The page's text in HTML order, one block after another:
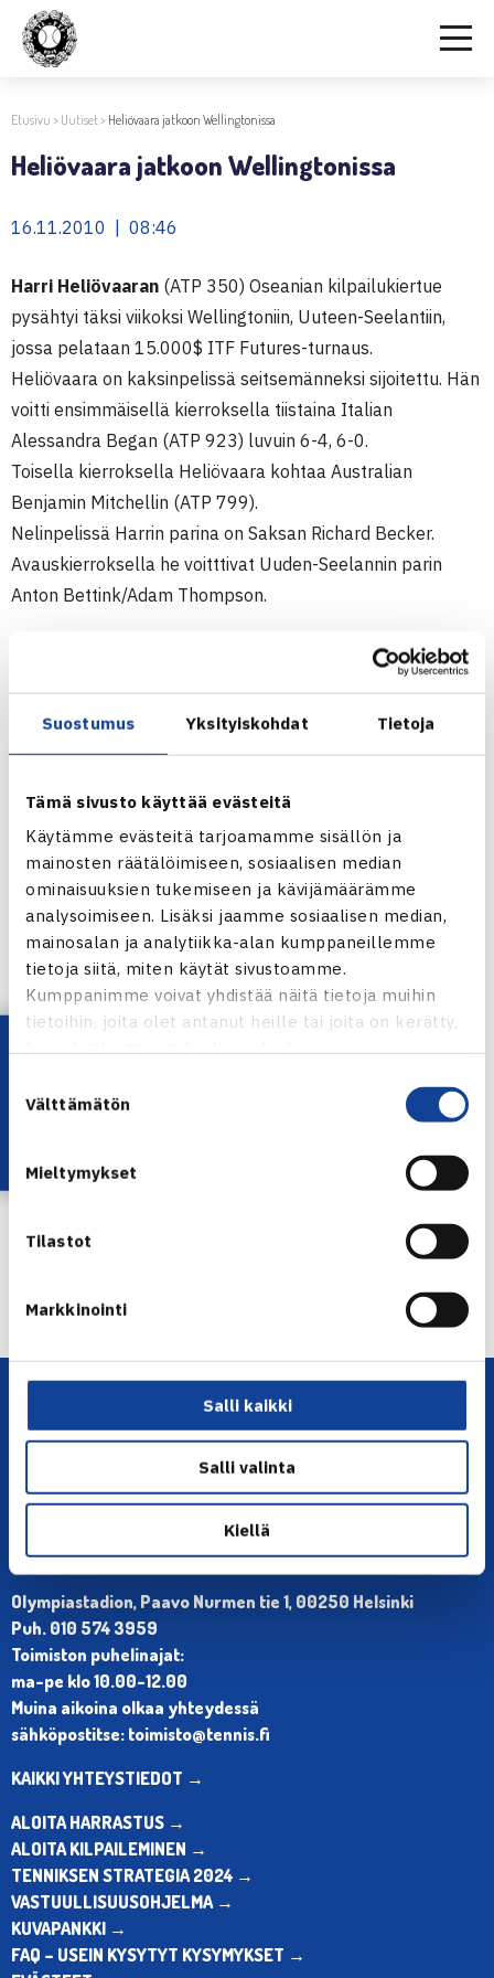
Suostumus Yksityiskohdat Tietoja
Tämä sivusto käyttää evästeitä
Käytämme evästeitä tarjoamamme sisällön ja
mainosten räätälöimiseen, sosiaalisen median
ominaisuuksien tukemiseen ja kävijämäärämme
analysoimiseen. Lisäksi jaamme sosiaalisen median,
mainosalan ja analytiikka-alan kumppaneillemme
tietoja siitä, miten käytät sivustoamme.
Kumppanimme voivat yhdistää näitä tietoja muihin
tietoihin, joita olet antanut heille tai joita on kerätty,
valinta
Välttämätön
Mieltymykset
Tilastot
Markkinointi
Salli kaikki
Salli valinta
Kiellä
Etusivu > Uutiset> Heliövaara jatkoon Wellingtonissa
Heliövaara jatkoon Wellingtonissa
16.11.2010 | 08:46
Harri Heliövaaran (ATP 350) Oseanian kilpailukiertue
pysähtyi täksi viikoksi Wellingtoniin, Uuteen-Seelantiin,
jossa pelataan 15.000$ ITF Futures-turnaus.
Heliövaara on kaksinpelissä seitsemänneksi sijoitettu. Hän
voitti ensimmäisellä kierroksella tiistaina Italian
Alessandra Began (ATP 923) luvuin 6-4, 6-0.
Toisella kierroksella Heliövaara kohtaa Australian
Benjamin Mitchellin (ATP 799).
Nelinpelissä Harrin parina on Saksan Richard Becker.
Avauskierroksella he voitttivat Uuden-Seelannin parin
Anton Bettink/Adam Thompson.
Kaksinpeli
Nelinpeli
1.kierrosta: Richard Becker Saksa/Heliövaara – Anton
Bettink/Adam Thompson Uusi-Seelanti 62 61
Miesten ITF Futures-turnaus Wellingtonissa
Heliövaaran verkkosivut
Seuraava uutinen: Juniorien GP Masters… →
Lataa OmaTennis!
YHTEYSTIEDOT
Olympiastadion, Paavo Nurmen tie 1, 00250 Helsinki
Puh. 010 574 3959
Toimiston puhelinajat:
ma-pe klo 10.00-12.00
Muina aikoina olkaa yhteydessä
sähköpostitse: toimisto@tennis.fi
KAIKKI YHTEYSTIEDOT →
ALOITA HARRASTUS →
ALOITA KILPAILEMINEN →
TENNIKSEN STRATEGIA 2024 →
VASTUULLISUUSOHJELMA →
KUVAPANKKI →
FAQ – USEIN KYSYTYT KYSYMYKSET →